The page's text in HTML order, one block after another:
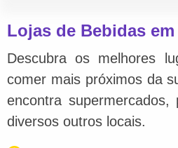
Lojas de Bebidas em
Descubra os melhores
comer mais próximos da
encontra supermercados,
diversos outros locais.